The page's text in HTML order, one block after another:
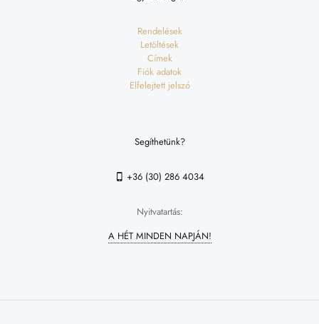
Rendelések
Letöltések
Címek
Fiók adatok
Elfelejtett jelszó
Segíthetünk?
+36 (30) 286 4034
Nyitvatartás:
A HÉT MINDEN NAPJÁN!